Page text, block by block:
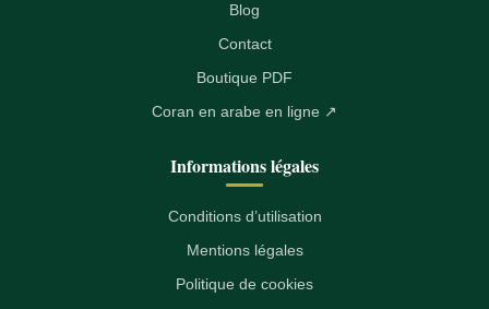
Blog
Contact
Boutique PDF
Coran en arabe en ligne ↗
Informations légales
Conditions d’utilisation
Mentions légales
Politique de cookies